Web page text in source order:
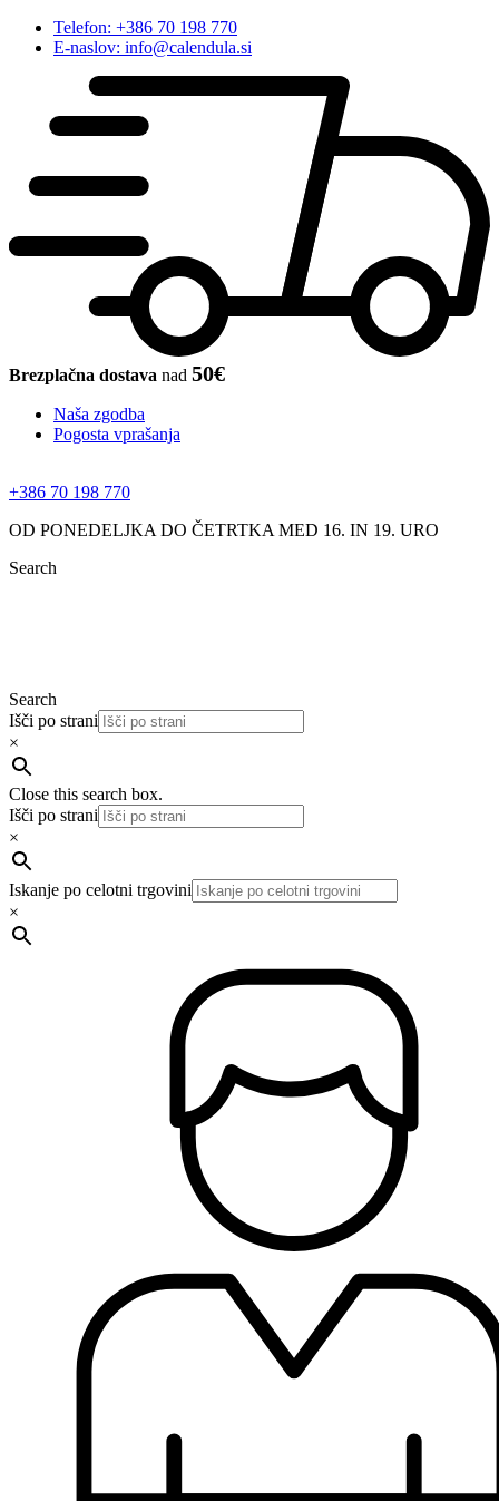
Telefon: +386 70 198 770
E-naslov: info@calendula.si
Brezplačna dostava nad 50€
Naša zgodba
Pogosta vprašanja
+386 70 198 770
OD PONEDELJKA DO ČETRTKA MED 16. IN 19. URO
Search
Search
Išči po strani
×
Close this search box.
Išči po strani
×
Iskanje po celotni trgovini
×